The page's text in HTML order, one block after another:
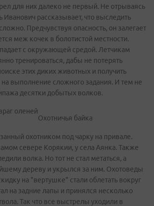
для них далеко не первый. Не отрываясь
Иванович рассказывает, что выследить
Предчувствуя опасность, он залегает
меж кочек в болотистой местности.
с окружающей средой. Летчикам
тренироваться, дабы не потерять
этих диких животных и получить
выполнение сложного задания. И тем не
десятки добытых волков.
Охотничья байка
охотником под чарку на привале.
севере Корякии, у села Аянка. Также
волка. Но тот не стал метаться, а
дереву и укрылся за ним. Охотоведы
на "вертушке" стали облетать вокруг
на задние лапы и принялся несколько
Так что все выстрелы уходили в